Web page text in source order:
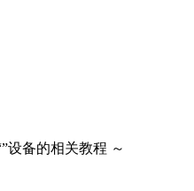
”设备的相关教程 ～